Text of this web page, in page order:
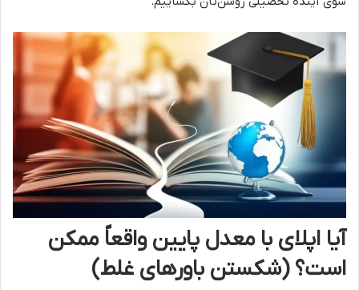
آیا اپلای با معدل پایین واقعاً ممکن
است؟ (شکستن باورهای غلط)